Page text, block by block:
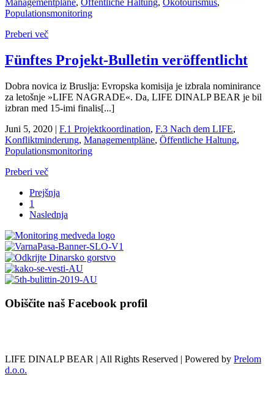
Managementpläne, Öffentliche Haltung, Ökotourismus,
Populationsmonitoring
Preberi več
Fünftes Projekt-Bulletin veröffentlicht
Dobra novica iz Bruslja: Evropska komisija je izbrala nominirance
za letošnje »LIFE NAGRADE«. Da, LIFE DINALP BEAR je bil
izbran med 15-imi finalis[...]
Juni 5, 2020 | F.1 Projektkoordination, F.3 Nach dem LIFE,
Konfliktminderung, Managementpläne, Öffentliche Haltung,
Populationsmonitoring
Preberi več
Prejšnja
1
Naslednja
Obiščite naš Facebook profil
LIFE DINALP BEAR | All Rights Reserved | Powered by Prelom
d.o.o.